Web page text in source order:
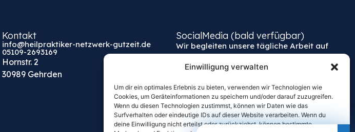
Einwilligung verwalten
Um dir ein optimales Erlebnis zu bieten, verwenden wir Technologien wie
Cookies, um Geräteinformationen zu speichern und/oder darauf zuzugreifen.
Wenn du diesen Technologien zustimmst, können wir Daten wie das
Surfverhalten oder eindeutige IDs auf dieser Website verarbeiten. Wenn du
deine Einwilligung nicht erteilst oder zurückziehst, können bestimmte
Kontakt
info@heilpraktiker-netzwerk-gutzeit.de
05109-2693169
Hornstr. 2
30989 Gehrden
SocialMedia (bald verfügbar)
Wir begleiten unsere tägliche Arbeit auf
unseren Kanälen